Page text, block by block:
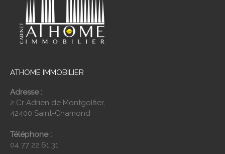
ATHOME IMMOBILIER
Adresse :
2 Cr Adrien de Montgolfier,
42400 Saint-Chamond
Téléphone :
04 77 22 61 31